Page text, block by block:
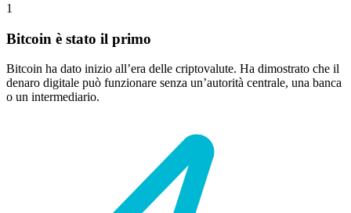
1
Bitcoin è stato il primo
Bitcoin ha dato inizio all’era delle criptovalute. Ha dimostrato che il
denaro digitale può funzionare senza un’autorità centrale, una banca
o un intermediario.